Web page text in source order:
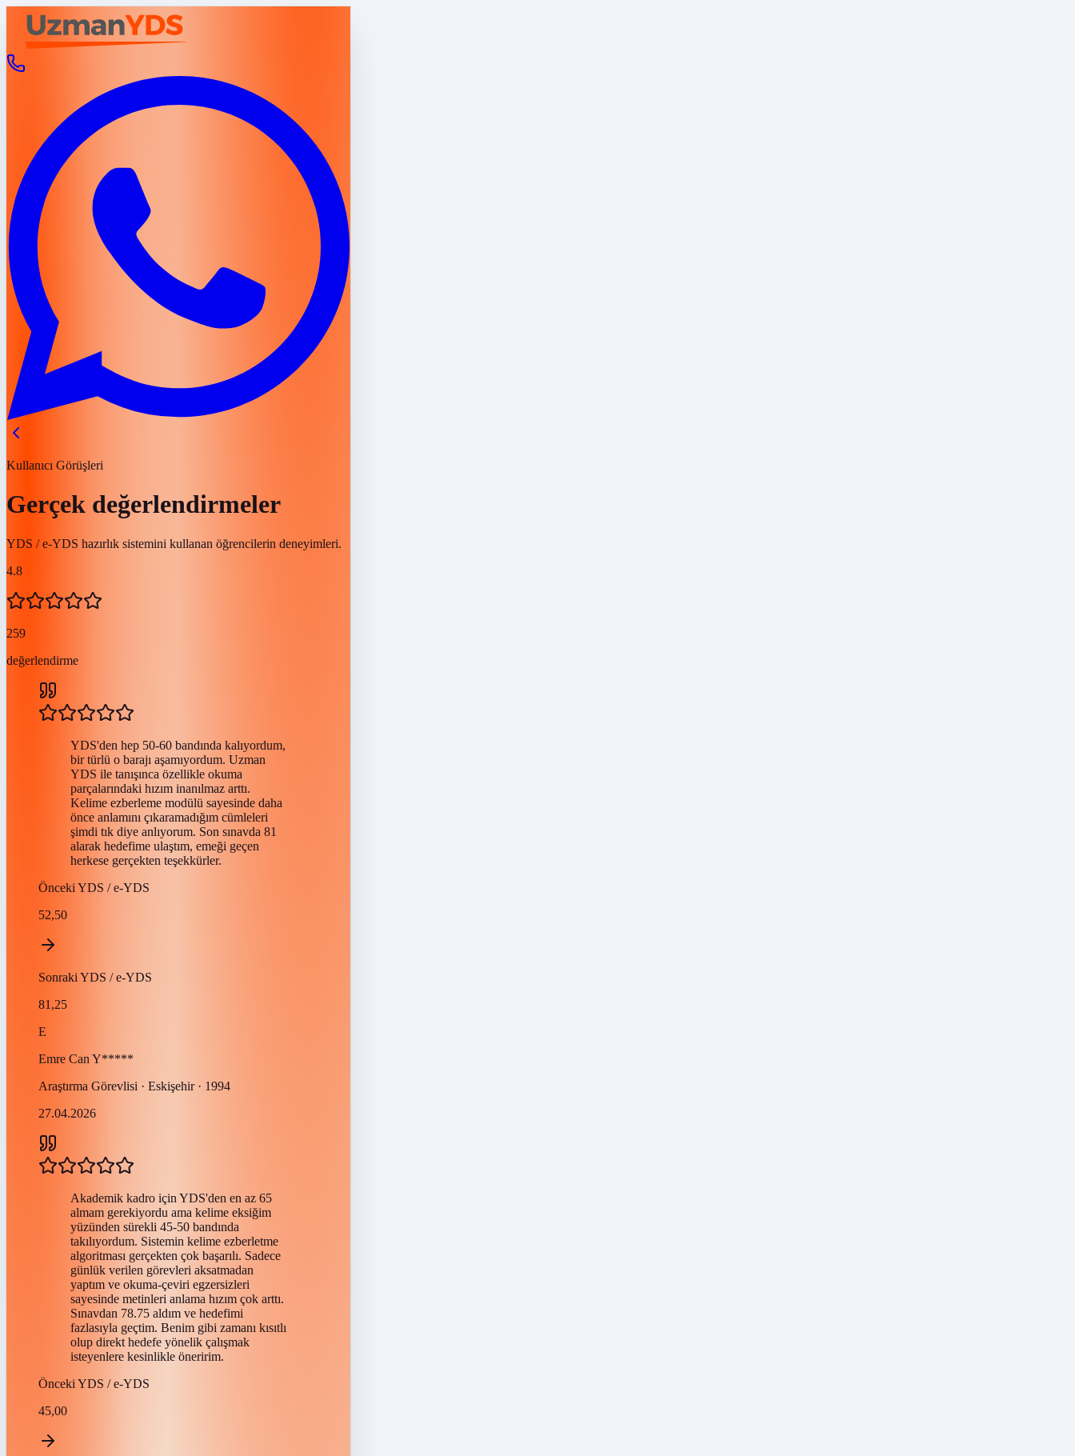
Kullanıcı Görüşleri
Gerçek değerlendirmeler
YDS / e-YDS hazırlık sistemini kullanan öğrencilerin deneyimleri.
4.8
259
değerlendirme
YDS'den hep 50-60 bandında kalıyordum,
bir türlü o barajı aşamıyordum. Uzman
YDS ile tanışınca özellikle okuma
parçalarındaki hızım inanılmaz arttı.
Kelime ezberleme modülü sayesinde daha
önce anlamını çıkaramadığım cümleleri
şimdi tık diye anlıyorum. Son sınavda 81
alarak hedefime ulaştım, emeği geçen
herkese gerçekten teşekkürler.
Önceki YDS / e-YDS
52,50
Sonraki YDS / e-YDS
81,25
E
Emre Can Y*****
Araştırma Görevlisi · Eskişehir · 1994
27.04.2026
Akademik kadro için YDS'den en az 65
almam gerekiyordu ama kelime eksiğim
yüzünden sürekli 45-50 bandında
takılıyordum. Sistemin kelime ezberletme
algoritması gerçekten çok başarılı. Sadece
günlük verilen görevleri aksatmadan
yaptım ve okuma-çeviri egzersizleri
sayesinde metinleri anlama hızım çok arttı.
Sınavdan 78.75 aldım ve hedefimi
fazlasıyla geçtim. Benim gibi zamanı kısıtlı
olup direkt hedefe yönelik çalışmak
isteyenlere kesinlikle öneririm.
Önceki YDS / e-YDS
45,00